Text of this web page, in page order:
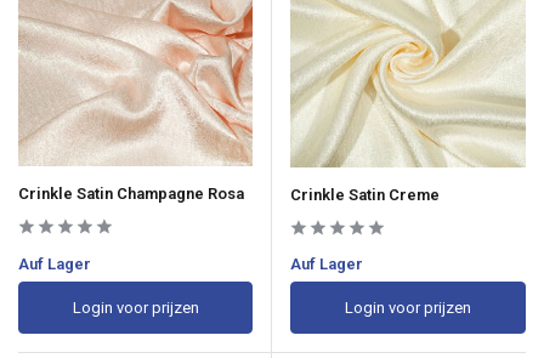
Crinkle Satin Champagne Rosa
Auf Lager
Login voor prijzen
Crinkle Satin Creme
Auf Lager
Login voor prijzen